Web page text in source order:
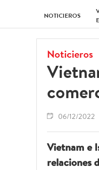
NOTICIEROS
Noticieros
06/12/2022
Vietnam e
relaciones